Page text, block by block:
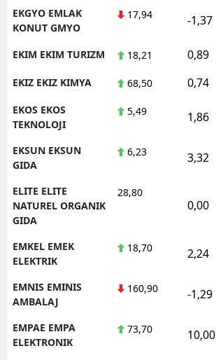
EKGYO EMLAK
KONUT GMYO
17,94 -1,37
EKIM EKIM TURIZM 18,21 0,89
EKIZ EKIZ KIMYA 68,50 0,74
EKOS EKOS
TEKNOLOJI
5,49 1,86
EKSUN EKSUN
GIDA
6,23 3,32
ELITE ELITE
NATUREL ORGANIK
GIDA
28,80
0,00
EMKEL EMEK
ELEKTRIK
18,70 2,24
EMNIS EMINIS
AMBALAJ
160,90 -1,29
EMPAE EMPA
ELEKTRONIK
73,70 10,00